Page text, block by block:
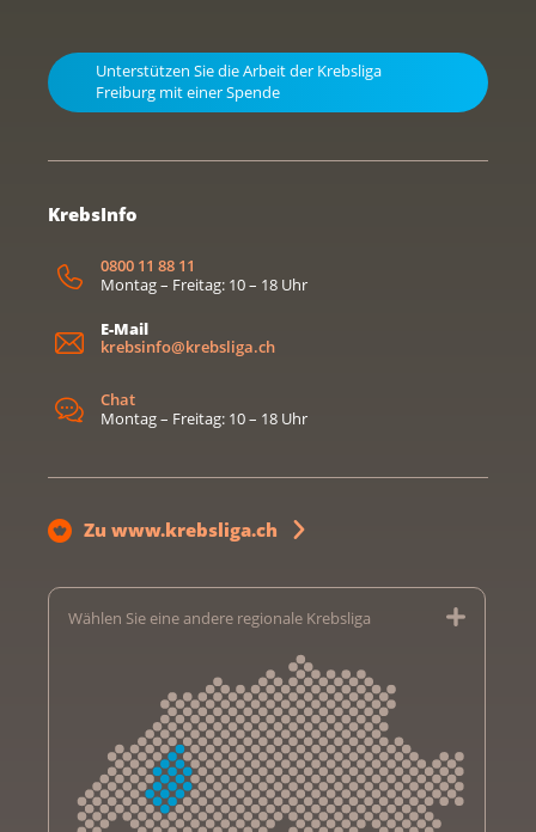
Unterstützen Sie die Arbeit der Krebsliga
Freiburg mit einer Spende
KrebsInfo
0800 11 88 11
Montag – Freitag: 10 – 18 Uhr
E-Mail
krebsinfo@krebsliga.ch
Chat
Montag – Freitag: 10 – 18 Uhr
Zu www.krebsliga.ch
Wählen Sie eine andere regionale Krebsliga